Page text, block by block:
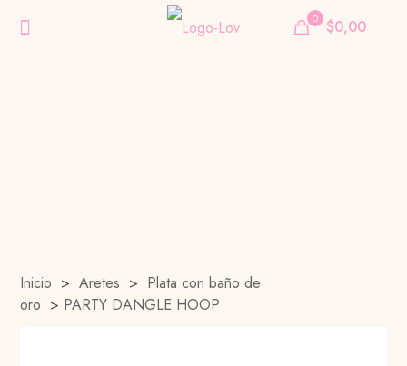
0 $0,00
Inicio > Aretes > Plata con baño de
oro > PARTY DANGLE HOOP